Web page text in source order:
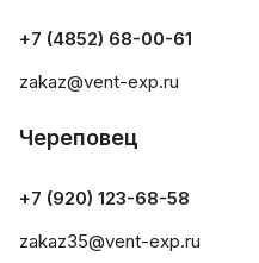
+7 (4852) 68-00-61
zakaz@vent-exp.ru
Череповец
+7 (920) 123-68-58
zakaz35@vent-exp.ru